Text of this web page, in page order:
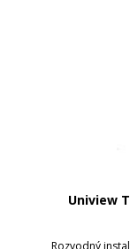
Uniview
Rozvodný